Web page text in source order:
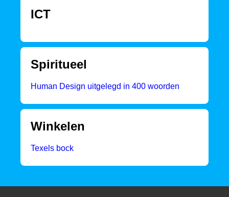
ICT
Spiritueel
Human Design uitgelegd in 400 woorden
Winkelen
Texels bock